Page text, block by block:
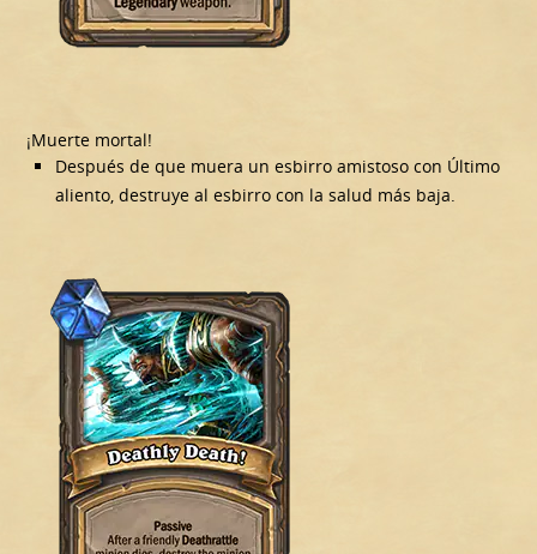
¡Muerte mortal!
Después de que muera un esbirro amistoso con Último
aliento, destruye al esbirro con la salud más baja.